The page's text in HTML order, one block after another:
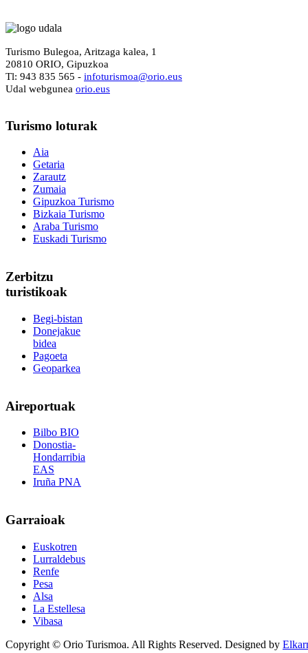
Turismo Bulegoa, Aritzaga kalea, 1
20810 ORIO, Gipuzkoa
Tl: 943 835 565 - infoturismoa@orio.eus
Udal webgunea orio.eus
Turismo loturak
Aia
Getaria
Zarautz
Zumaia
Gipuzkoa Turismo
Bizkaia Turismo
Araba Turismo
Euskadi Turismo
Zerbitzu
turistikoak
Begi-bistan
Donejakue
bidea
Pagoeta
Geoparkea
Aireportuak
Bilbo BIO
Donostia-
Hondarribia
EAS
Iruña PNA
Garraioak
Euskotren
Lurraldebus
Renfe
Pesa
Alsa
La Estellesa
Vibasa
Copyright © Orio Turismoa. All Rights Reserved. Designed by